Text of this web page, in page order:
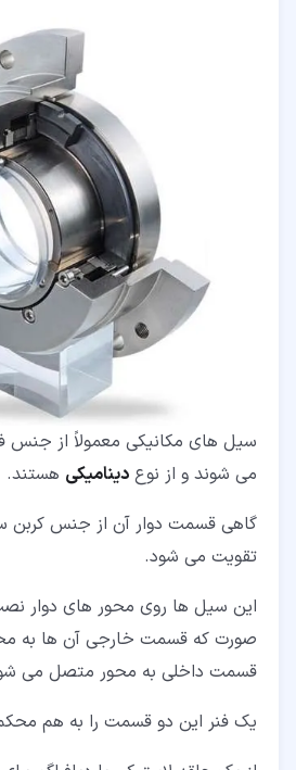
سیل های مکانیکی معمولاً از جنس
می شوند و از نوع دینامیکی هستند.
گاهی قسمت دوار آن از جنس کربن
تقویت می شود.
این سیل ها روی محور های دوار
صورت که قسمت خارجی آن ها به
قسمت داخلی به محور متصل می
یک فنر این دو قسمت را به هم